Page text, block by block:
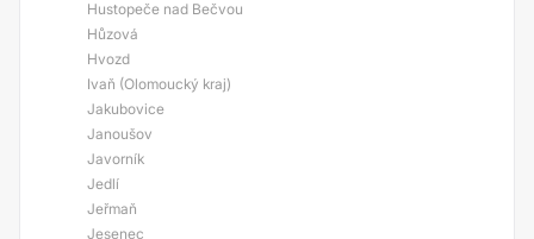
Hustopeče nad Bečvou
Hůzová
Hvozd
Ivaň (Olomoucký kraj)
Jakubovice
Janoušov
Javorník
Jedlí
Jeřmaň
Jesenec